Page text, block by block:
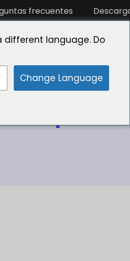
frecuentes
Master Laboratorio de
different language. Do
Change Language